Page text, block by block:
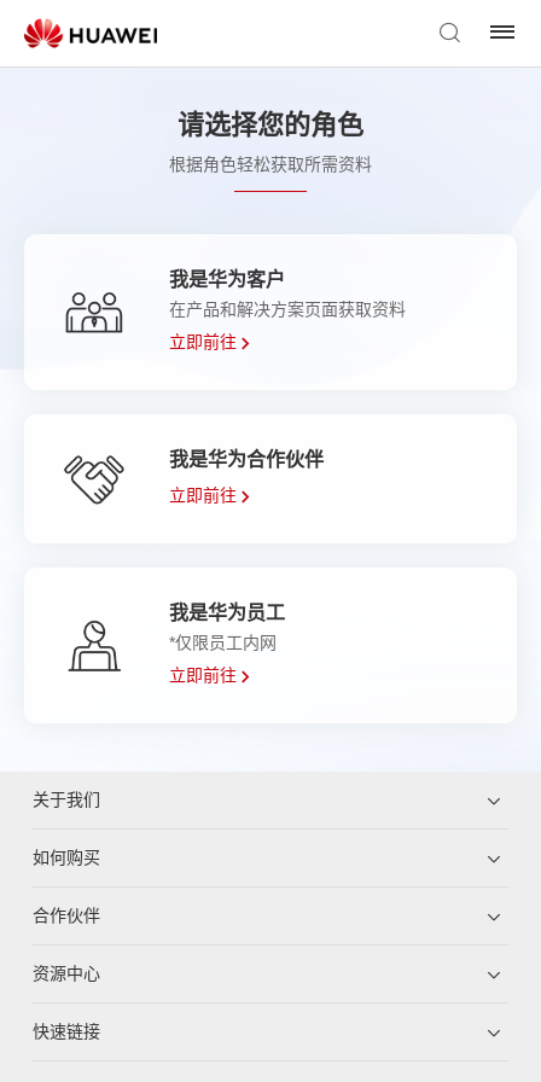
请选择您的角色
根据角色轻松获取所需资料
我是华为客户
在产品和解决方案页面获取资料
立即前往
我是华为合作伙伴
立即前往
我是华为员工
*仅限员工内网
立即前往
关于我们
如何购买
合作伙伴
资源中心
快速链接